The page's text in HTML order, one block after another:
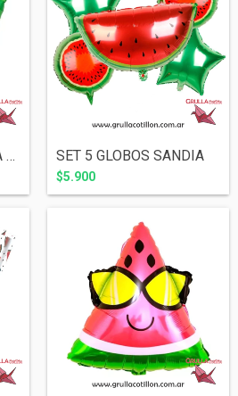
GLOBO MEDIA SANDIA 26" SET 5 GLOBOS SANDIA
$5.900